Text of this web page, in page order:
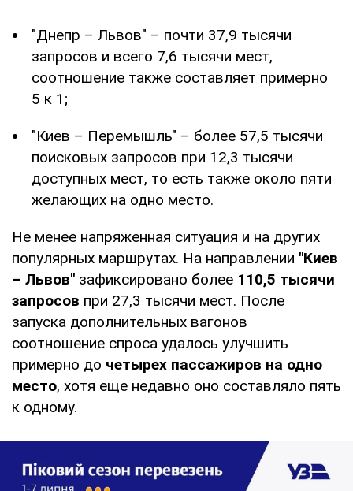
"Днепр – Львов" – почти 37,9 тысячи
запросов и всего 7,6 тысячи мест,
соотношение также составляет примерно
5 к 1;
"Киев – Перемышль" – более 57,5 тысячи
поисковых запросов при 12,3 тысячи
доступных мест, то есть также около пяти
желающих на одно место.
Не менее напряженная ситуация и на других
популярных маршрутах. На направлении "Киев
– Львов" зафиксировано более 110,5 тысячи
запросов при 27,3 тысячи мест. После
запуска дополнительных вагонов
соотношение спроса удалось улучшить
примерно до четырех пассажиров на одно
место, хотя еще недавно оно составляло пять
к одному.